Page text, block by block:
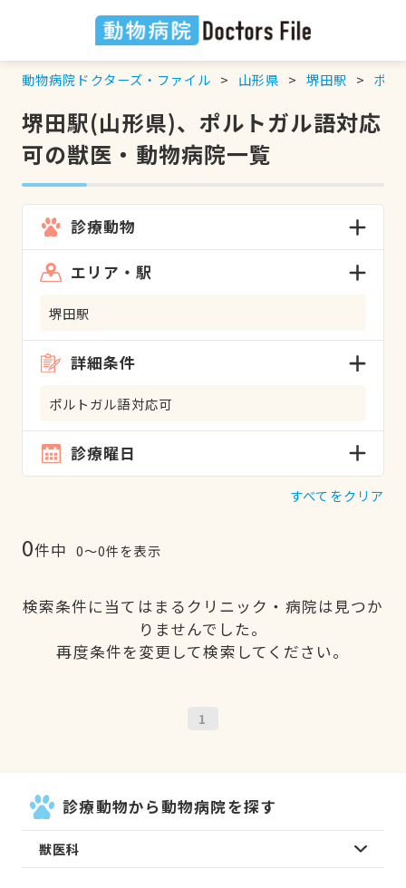
動物病院ドクターズ・ファイル 山形県 堺田駅 ポル
堺田駅(山形県)、ポルトガル語対応
可の獣医・動物病院一覧
診療動物
エリア・駅
堺田駅
詳細条件
ポルトガル語対応可
診療曜日
すべてをクリア
0件中 0〜0件を表示
検索条件に当てはまるクリニック・病院は見つか
りませんでした。
再度条件を変更して検索してください。
1
診療動物から動物病院を探す
獣医科